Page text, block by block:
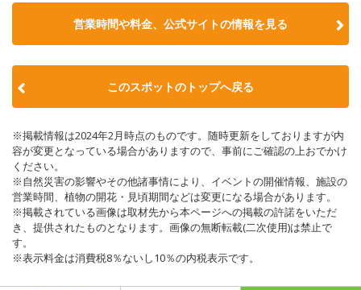
営業時間や料金、公式サイトの情報を見る
このスポットのトップへ戻る
※掲載情報は2024年2月時点のものです。随時更新をしておりますが内
容が変更となっている場合がありますので、事前にご確認の上おでかけ
ください。
※自然災害の影響やその他諸事情により、イベントの開催情報、施設の
営業時間、植物の開花・見頃期間などは変更になる場合があります。
※掲載されている画像は取材先から本ページへの掲載の許諾をいただ
き、提供されたものとなります。画像の無断転載(二次使用)は禁止で
す。
※表示料金は消費税8％ないし10％の内税表示です。